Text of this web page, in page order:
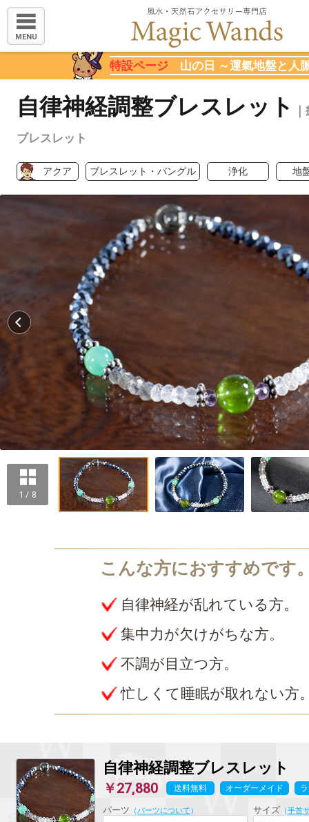
MENU
特設ページ山の日 ～運氣地盤と人
自律神経調整ブレスレット
ブレスレット
アクア ブレスレット・バングル 浄化 地
1 / 8
自律神経が乱れている方。
集中力が欠けがちな方。
不調が目立つ方。
忙しくて睡眠が取れない方
自律神経調整ブレスレット
￥27,880 送料無料 オーダーメイド
パーツ （パーツについて ） サイズ （手首